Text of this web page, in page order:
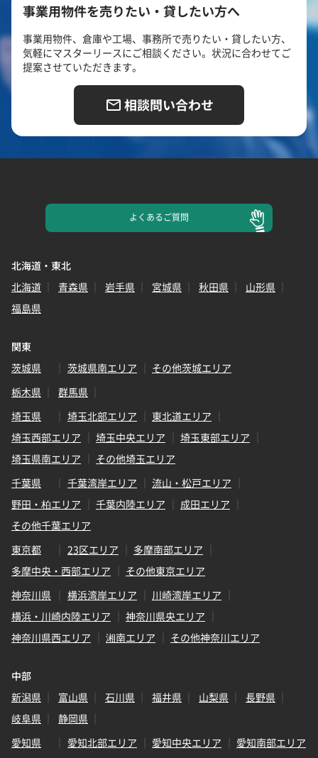
事業用物件を売りたい・貸したい方へ
事業用物件、倉庫や工場、事務所で売りたい・貸したい方、
気軽にマスターリースにご相談ください。状況に合わせてご
提案させていただきます。
相談問い合わせ
よくあるご質問
北海道・東北
北海道
青森県 岩手県 宮城県 秋田県
山形県
福島県
関東
茨城県
茨城県南エリア
その他茨城エリア
栃木県
群馬県
埼玉県
埼玉北部エリア
東北道エリア
埼玉西部エリア
埼玉中央エリア
埼玉東部エリア
埼玉県南エリア
その他埼玉エリア
千葉県
千葉湾岸エリア
流山・松戸エリア
野田・柏エリア
千葉内陸エリア
成田エリア
その他千葉エリア
東京都
23区エリア
多摩南部エリア
多摩中央・西部エリア
その他東京エリア
神奈川県
横浜湾岸エリア
川崎湾岸エリア
横浜・川崎内陸エリア
神奈川県央エリア
神奈川県西エリア
湘南エリア その他神奈川エリア
中部
新潟県
富山県 石川県 福井県 山梨県
長野県
岐阜県
静岡県
愛知県
愛知北部エリア 愛知中央エリア
愛知南部エリア